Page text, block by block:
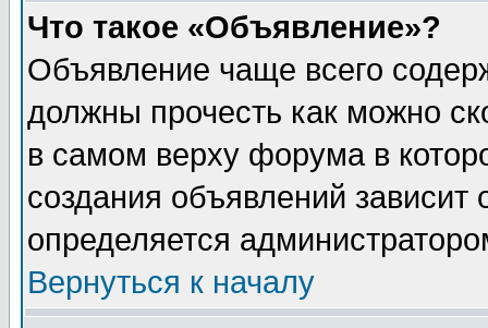
Что такое «Объявление»?
Объявление чаще всего
должны прочесть как можно
в самом верху форума в
создания объявлений зависит
определяется
Вернуться к началу